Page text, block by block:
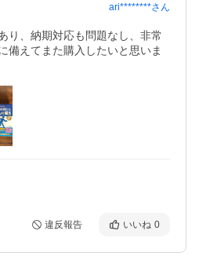
ari********さん
り、納期対応も問題なし、非常
備えてまた購入したいと思いま
違反報告 いいね 0